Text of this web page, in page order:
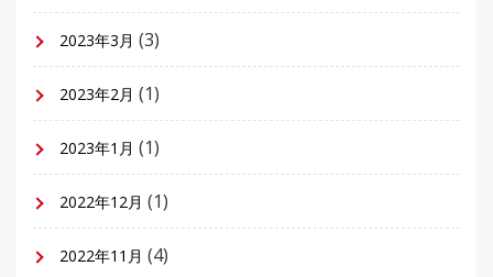
2023年3月 (3)
2023年2月 (1)
2023年1月 (1)
2022年12月 (1)
2022年11月 (4)